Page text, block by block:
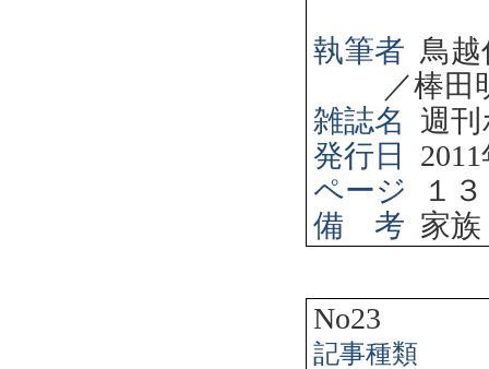
執筆者 鳥越
／棒田
雑誌名
週
発行日
2011
ページ
１
備 考 家族
No23
記事種類